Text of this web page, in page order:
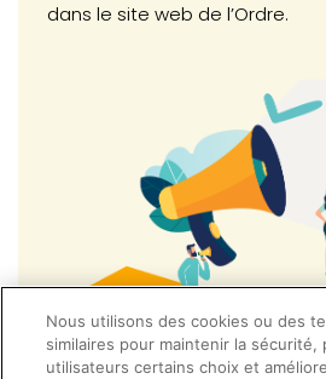
dans le site web de l’Ordre.
Nous utilisons des cookies ou des
similaires pour maintenir la sécurité,
utilisateurs certains choix et